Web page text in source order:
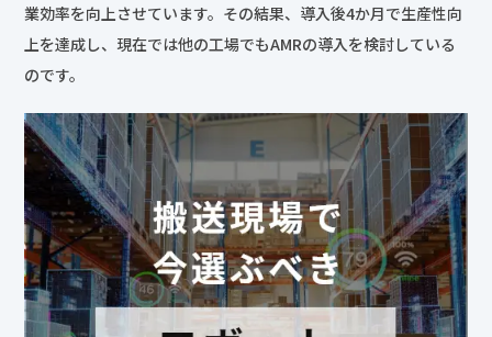
業効率を向上させています。その結果、導入後4か月で生産性向
上を達成し、現在では他の工場でもAMRの導入を検討している
のです。